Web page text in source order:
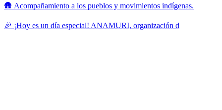
🛖 Acompañamiento a los pueblos y movimientos indígenas.
🎉 ¡Hoy es un día especial! ANAMURI, organización d